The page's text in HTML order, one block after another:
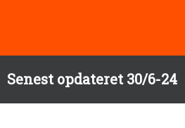
Senest opdateret 30/6-24